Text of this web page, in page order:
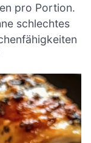
pro Portion.
schlechtes